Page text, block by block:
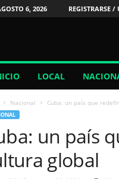
6, 2026 REGISTRARSE /
LOCAL
Nacional Cuba: un país que
un país
global